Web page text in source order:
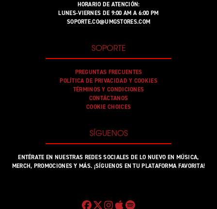
HORARIO DE ATENCIÓN:
LUNES-VIERNES DE 9:00 AM A 6:00 PM
SOPORTE.CO@UMGSTORES.COM
SOPORTE
PREGUNTAS FRECUENTES
POLÍTICA DE PRIVACIDAD Y COOKIES
TÉRMINOS Y CONDICIONES
CONTÁCTANOS
COOKIE CHOICES
SÍGUENOS
ENTÉRATE EN NUESTRAS REDES SOCIALES DE LO NUEVO EN MÚSICA,
MERCH, PROMOCIONES Y MÁS. ¡SÍGUENOS EN TU PLATAFORMA FAVORITA!